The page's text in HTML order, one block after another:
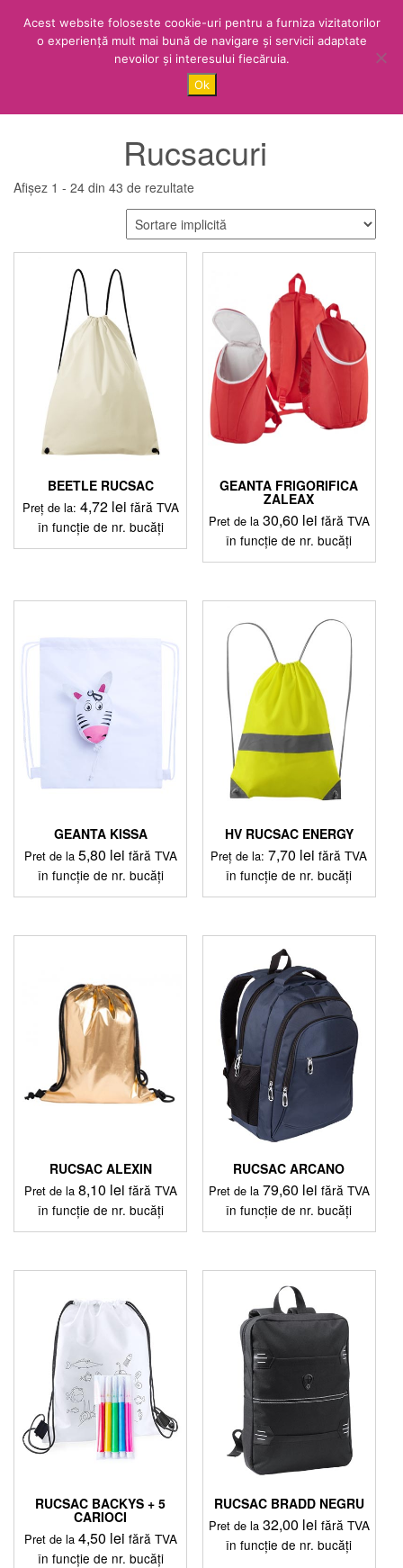
LOGIN /
REGISTER
Sacose.Shop
Rucsacuri
Afișez 1 - 24 din 43 de rezultate
BEETLE RUCSAC
Preț de la: 4,72 lei fără TVA
în funcție de nr. bucăți
Acest
mai
variații.
pot
fi
alese
în
pagina
produsului.
GEANTA FRIGORIFICA
ZALEAX
Pret de la 30,60 lei fără TVA
în funcție de nr. bucăți
Acest
are
multe
variații.
Opțiunile
pot
alese
produsului.
GEANTA KISSA
Pret de la 5,80 lei fără TVA
în funcție de nr. bucăți
Acest
are
variații.
Opțiunile
pot
alese
în
pagina
HV RUCSAC ENERGY
Preț de la:7,70 lei fără TVA
în funcție de nr. bucăți
Acest
are
mai
multe
variații.
Opțiunile
pot
fi
alese
în
pagina
produsului.
RUCSAC ALEXIN
Pret de la 8,10 lei fără TVA
în funcție de nr. bucăți
Acest
are
multe
variații.
Opțiunile
pot
fi
alese
în
pagina
produsului.
RUCSAC ARCANO
Pret de la 79,60 lei fără TVA
în funcție de nr. bucăți
Acest
are
mai
multe
variații.
pot
alese
pagina
produsului.
RUCSAC BACKYS + 5
CARIOCI
Pret de la 4,50 lei fără TVA
în funcție de nr. bucăți
RUCSAC BRADD NEGRU
Pret de la 32,00 lei fără TVA
în funcție de nr. bucăți
Acest website foloseste cookie-uri pentru a furniza vizitatorilor
o experiență mult mai bună de navigare și servicii adaptate
nevoilor și interesului fiecăruia.
Ok